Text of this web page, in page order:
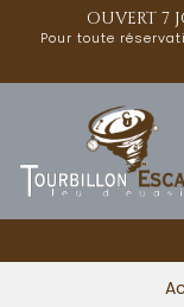
OUVERT 7
Pour toute
Panneau de gestion